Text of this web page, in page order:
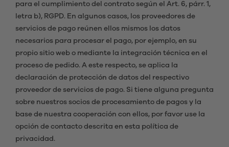
para el cumplimiento del contrato según el Art. 6, párr. 1,
letra b), RGPD. En algunos casos, los proveedores de
servicios de pago reúnen ellos mismos los datos
necesarios para procesar el pago, por ejemplo, en su
propio sitio web o mediante la integración técnica en el
proceso de pedido. A este respecto, se aplica la
declaración de protección de datos del respectivo
proveedor de servicios de pago. Si tiene alguna pregunta
sobre nuestros socios de procesamiento de pagos y la
base de nuestra cooperación con ellos, por favor use la
opción de contacto descrita en esta política de
privacidad.